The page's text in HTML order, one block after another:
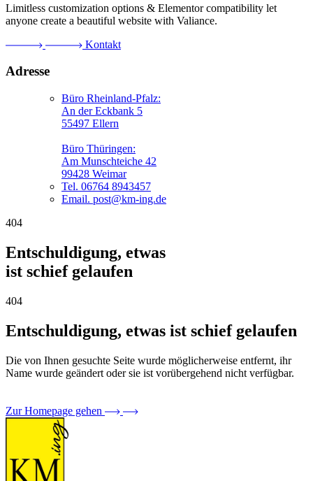
Limitless customization options & Elementor compatibility let
anyone create a beautiful website with Valiance.
Kontakt
Adresse
Büro Rheinland-Pfalz:
An der Eckbank 5
55497 Ellern
Büro Thüringen:
Am Munschteiche 42
99428 Weimar
Tel. 06764 8943457
Email. post@km-ing.de
404
Entschuldigung, etwas
ist schief gelaufen
404
Entschuldigung, etwas ist schief gelaufen
Die von Ihnen gesuchte Seite wurde möglicherweise entfernt, ihr
Name wurde geändert oder sie ist vorübergehend nicht verfügbar.
Zur Homepage gehen